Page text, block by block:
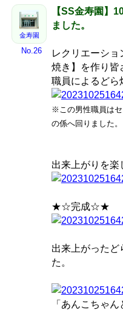
金寿園
No.26
【SS金寿園】
ました。
レクリエーショ
焼き】を作り皆
職員によるどら
※この男性職員は
の係へ回りました。
出来上がりを楽
★☆完成☆★
出来上がったど
た。
「あんこちゃん